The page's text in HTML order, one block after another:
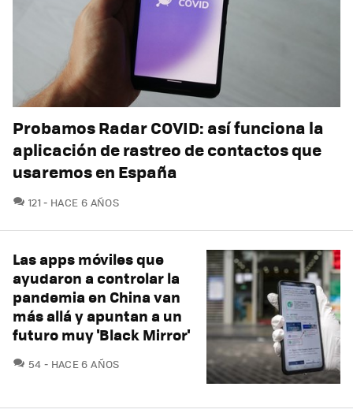
Probamos Radar COVID: así funciona la
aplicación de rastreo de contactos que
usaremos en España
121 COMENTARIOS
HACE 6 AÑOS
Las apps móviles que
ayudaron a controlar la
pandemia en China van
más allá y apuntan a un
futuro muy 'Black Mirror'
54 COMENTARIOS
HACE 6 AÑOS